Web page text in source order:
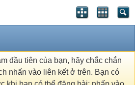
đầu tiên của bạn, hãy chắc chắn
nhấn vào liên kết ở trên. Bạn có